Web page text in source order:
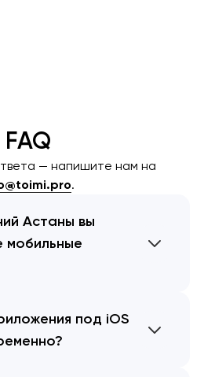
FAQ
— напишите нам на
.
Астаны вы
мобильные
под iOS